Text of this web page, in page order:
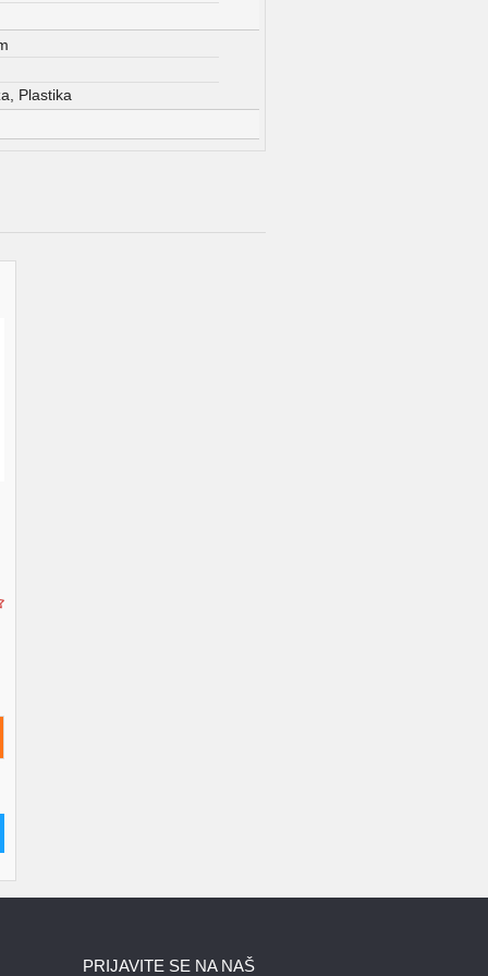
Plastika
PRIJAVITE SE NA NAŠ